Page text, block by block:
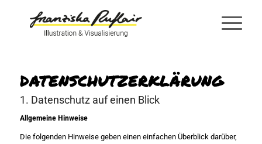
DATENSCHUTZ­ERKLÄRUNG
1. Datenschutz auf einen Blick
Allgemeine Hinweise
Die folgenden Hinweise geben einen einfachen Überblick darüber,